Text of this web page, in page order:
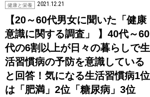
健康と栄養 2021.12.21
【20～60代男女に聞いた「健康
意識に関する調査」 】40代～60
代の6割以上が日々の暮らしで生
活習慣病の予防を意識している
と回答！気になる生活習慣病1位
は「肥満」2位「糖尿病」3位